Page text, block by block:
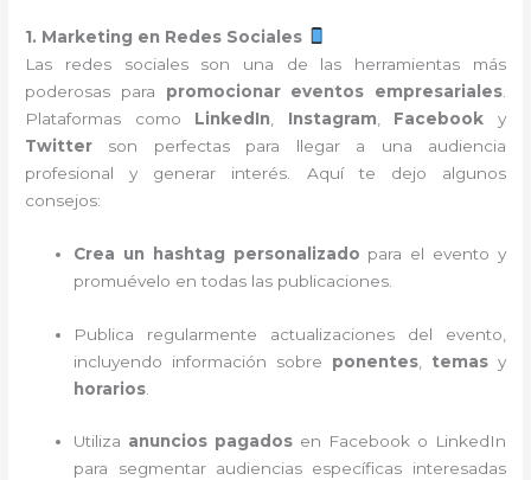
1. Marketing en Redes Sociales
Las redes sociales son una de las herramientas más
poderosas para promocionar eventos empresariales.
Plataformas como LinkedIn Instagram Facebook y
Twitter son perfectas para llegar a una audiencia
profesional y generar interés. Aquí te dejo algunos
consejos:
Crea un hashtag personalizado para el evento y
promuévelo en todas las publicaciones.
Publica regularmente actualizaciones del evento,
incluyendo información sobre ponentes temas y
horarios
Utiliza anuncios pagados en Facebook o LinkedIn
para segmentar audiencias específicas interesadas